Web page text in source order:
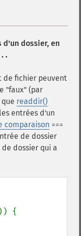
d'un dossier, en
..
de fichier peuvent
"faux" (par
readdir()
entrées d'un
comparaison ===
de dossier
dossier qui a
)) {